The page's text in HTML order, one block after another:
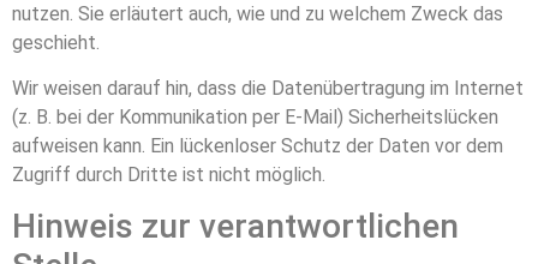
nutzen. Sie erläutert auch, wie und zu welchem Zweck das
geschieht.
Wir weisen darauf hin, dass die Datenübertragung im Internet
(z. B. bei der Kommunikation per E-Mail) Sicherheitslücken
aufweisen kann. Ein lückenloser Schutz der Daten vor dem
Zugriff durch Dritte ist nicht möglich.
Hinweis zur verantwortlichen